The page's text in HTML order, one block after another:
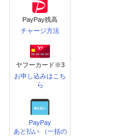
PayPay残高
チャージ方法
ヤフーカード※3
お申し込みはこち
ら
PayPay
あと払い （一括の